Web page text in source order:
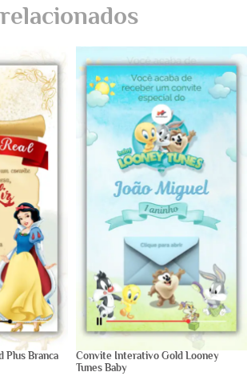
Plus Branca
Convite Interativo Gold Looney
Tunes Baby